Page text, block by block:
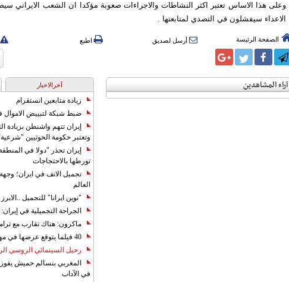
وعلى هذا الاساس تعتبر اکثر النشاطات والاجراءات صعوبة مؤکدا ان الشعب الايراني
الاعداء سيفشلون في التصدي لمتابعتها .
الصفحة الرئيسة أرسل لصديق اطبع
آراء المشاهدين آخرالاخبار
زيادة متابعين انستقرام
ضبط شبكة لتبييض الاموال
إيران تتهم واشنطن بزيادة
وتعتبر حكومة الحوثيين
إيران تحذر "دولا في
تورطها بالاحتجاجات
تجميل الانف في ايران؛
العالم
"نوين ايرانا" للتجميل
الجراحة التجميلية في
ماكرون: هناك تقارب مع
40 فيلما يتوقع عرضها في مهرجان كان 2019
رحيل السينمائي الروسي
المغربي بنسالم حميش يفوز
في الآداب